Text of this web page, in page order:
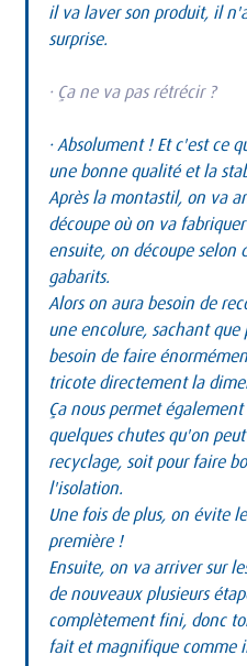
il va laver son produit, il
surprise.
· Ça ne va pas rétrécir ?
· Absolument ! Et c'est ce
une bonne qualité et la
Après la montastil, on va
découpe où on va
ensuite, on découpe selon
gabarits.
Alors on aura besoin de
une encolure, sachant
besoin de faire
tricote directement la
Ça nous permet
quelques chutes qu'on
recyclage, soit pour faire
l'isolation.
Une fois de plus, on évite
première !
Ensuite, on va arriver sur
de nouveaux plusieurs
complètement fini, donc
fait et magnifique comme